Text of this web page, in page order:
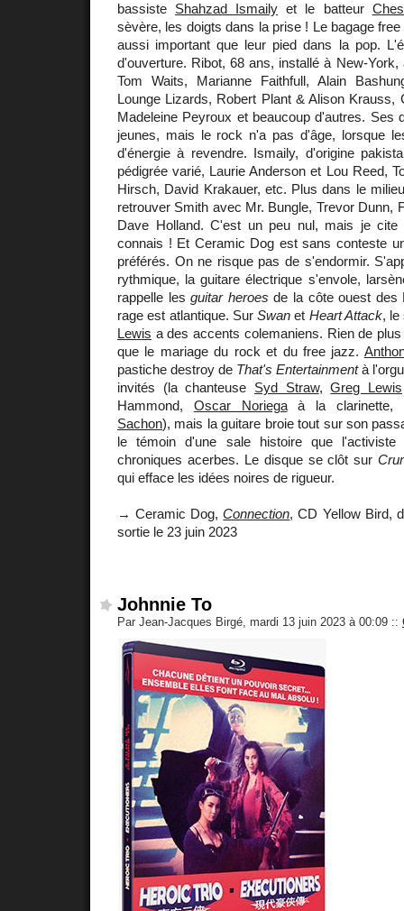
bassiste Shahzad Ismaily et le batteur
sèvère, les doigts dans la prise ! Le bagage
aussi important que leur pied dans la pop.
d'ouverture. Ribot, 68 ans, installé à New-
Tom Waits, Marianne Faithfull, Alain
Lounge Lizards, Robert Plant & Alison Krauss,
Madeleine Peyroux et beaucoup d'autres. Ses
jeunes, mais le rock n'a pas d'âge, lorsque
d'énergie à revendre. Ismaily, d'origine
pédigrée varié, Laurie Anderson et Lou Reed,
Hirsch, David Krakauer, etc. Plus dans le
retrouver Smith avec Mr. Bungle, Trevor Dunn,
Dave Holland. C'est un peu nul, mais je
connais ! Et Ceramic Dog est sans conteste
préférés. On ne risque pas de s'endormir.
rythmique, la guitare électrique s'envole,
rappelle lesguitar heroes de la côte ouest des
rage est atlantique. Sur Swan et Heart Attack, le
Lewis a des accents colemaniens. Rien de
que le mariage du rock et du free jazz.
pastiche destroy de That's Entertainmentà
invités (la chanteuse Syd Straw,Greg Lewis
Hammond, Oscar Noriegaà la clarinette,
Sachon), mais la guitare broie tout sur son
le témoin d'une sale histoire que
chroniques acerbes. Le disque se clôt sur
qui efface les idées noires de rigueur.
→ Ceramic Dog,Connection, CD Yellow Bird,
sortie le 23 juin 2023
Johnnie To
Par Jean-Jacques Birgé, mardi 13 juin 2023 à 00:09 ::